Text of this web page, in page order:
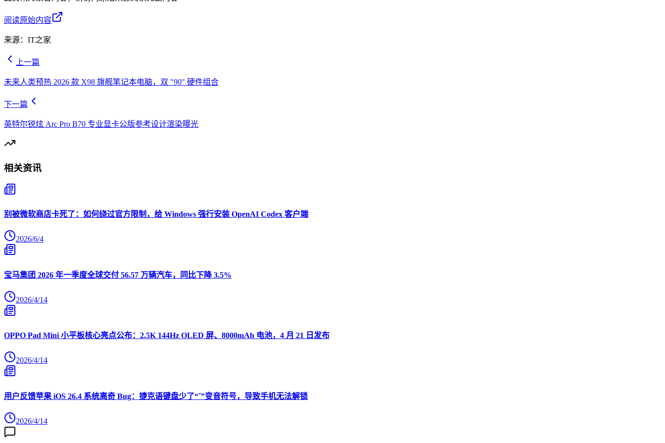
阅读原始内容
来源： IT之家
上一篇
未来人类预热 2026 款 X98 旗舰笔记本电脑，双 "90" 硬件组合
下一篇
英特尔锐炫 Arc Pro B70 专业显卡公版参考设计渲染曝光
相关资讯
别被微软商店卡死了：如何绕过官方限制，给 Windows 强行安装 OpenAI Codex 客户端
2026/6/4
宝马集团 2026 年一季度全球交付 56.57 万辆汽车，同比下降 3.5%
2026/4/14
OPPO Pad Mini 小平板核心亮点公布：2.5K 144Hz OLED 屏、8000mAh 电池，4 月 21 日发布
2026/4/14
用户反馈苹果 iOS 26.4 系统离奇 Bug：捷克语键盘少了“ˇ”变音符号，导致手机无法解锁
2026/4/14